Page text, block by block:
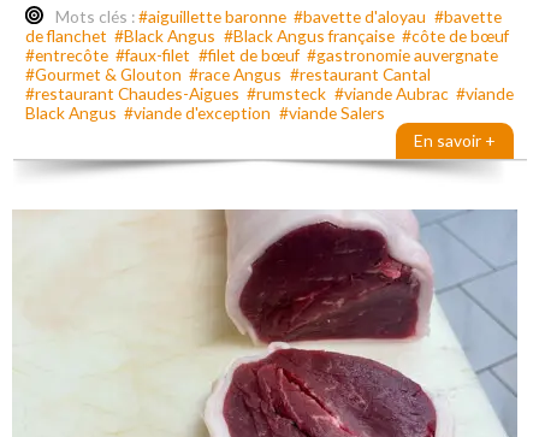
Mots clés :#aiguillette baronne #bavette d'aloyau #bavette
de flanchet #Black Angus #Black Angus française #côte de bœuf
#entrecôte #faux-filet #filet de bœuf #gastronomie auvergnate
#Gourmet & Glouton #race Angus #restaurant Cantal
#restaurant Chaudes-Aigues #rumsteck #viande Aubrac #viande
Black Angus #viande d'exception #viande Salers
En savoir +